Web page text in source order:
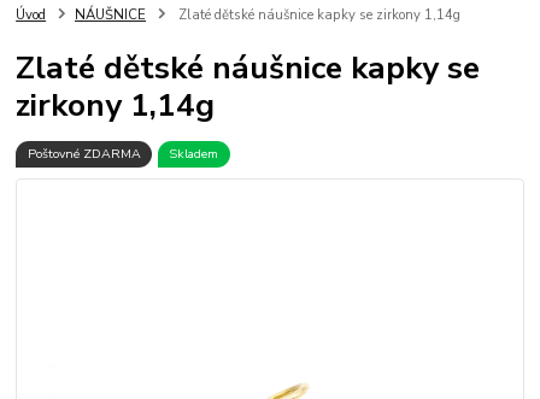
Úvod NÁUŠNICE Zlaté dětské náušnice kapky se zirkony 1,14g
Zlaté dětské náušnice kapky se
zirkony 1,14g
Poštovné ZDARMA Skladem